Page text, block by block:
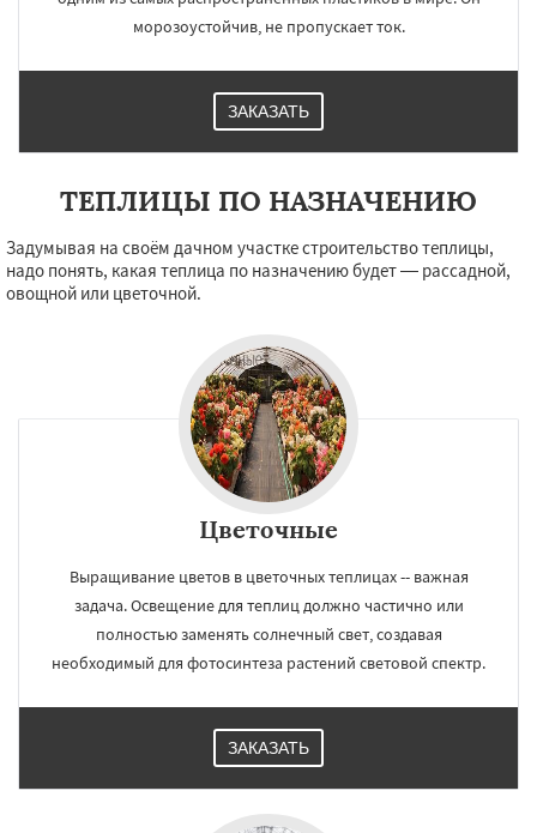
регионам
морозоустойчив, не пропускает ток.
ЗАКАЗАТЬ
ТЕПЛИЦЫ ПО НАЗНАЧЕНИЮ
Задумывая на своём дачном участке строительство теплицы,
надо понять, какая теплица по назначению будет — рассадной,
овощной или цветочной.
Цветочные
Выращивание цветов в цветочных теплицах -- важная
задача. Освещение для теплиц должно частично или
полностью заменять солнечный свет, создавая
необходимый для фотосинтеза растений световой спектр.
ЗАКАЗАТЬ
УЗНАТЬ ПОДРОБНЕЕ